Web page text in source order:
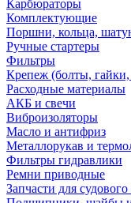
Карбюраторы
Комплектующие
Поршни, кольца,
Ручные стартеры
Фильтры
Крепеж (болты,
Расходные материалы
АКБ и свечи
Виброизоляторы
Масло и антифриз
Металлорукав и
Фильтры гидравлики
Ремни приводные
Запчасти для